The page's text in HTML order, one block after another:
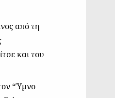
από τη
και του
“Ύμνο